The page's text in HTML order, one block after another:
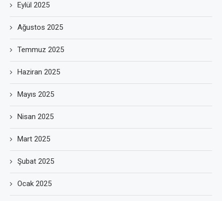
Eylül 2025
Ağustos 2025
Temmuz 2025
Haziran 2025
Mayıs 2025
Nisan 2025
Mart 2025
Şubat 2025
Ocak 2025